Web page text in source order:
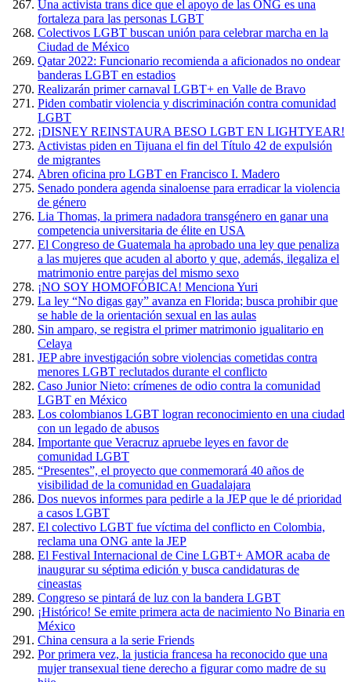
Una activista trans dice que el apoyo de las ONG es una
fortaleza para las personas LGBT
Colectivos LGBT buscan unión para celebrar marcha en la
Ciudad de México
Qatar 2022: Funcionario recomienda a aficionados no ondear
banderas LGBT en estadios
Realizarán primer carnaval LGBT+ en Valle de Bravo
Piden combatir violencia y discriminación contra comunidad
LGBT
¡DISNEY REINSTAURA BESO LGBT EN LIGHTYEAR!
Activistas piden en Tijuana el fin del Título 42 de expulsión
de migrantes
Abren oficina pro LGBT en Francisco I. Madero
Senado pondera agenda sinaloense para erradicar la violencia
de género
Lia Thomas, la primera nadadora transgénero en ganar una
competencia universitaria de élite en USA
El Congreso de Guatemala ha aprobado una ley que penaliza
a las mujeres que acuden al aborto y que, además, ilegaliza el
matrimonio entre parejas del mismo sexo
¡NO SOY HOMOFÓBICA! Menciona Yuri
La ley “No digas gay” avanza en Florida; busca prohibir que
se hable de la orientación sexual en las aulas
Sin amparo, se registra el primer matrimonio igualitario en
Celaya
JEP abre investigación sobre violencias cometidas contra
menores LGBT reclutados durante el conflicto
Caso Junior Nieto: crímenes de odio contra la comunidad
LGBT en México
Los colombianos LGBT logran reconocimiento en una ciudad
con un legado de abusos
Importante que Veracruz apruebe leyes en favor de
comunidad LGBT
“Presentes”, el proyecto que conmemorará 40 años de
visibilidad de la comunidad en Guadalajara
Dos nuevos informes para pedirle a la JEP que le dé prioridad
a casos LGBT
El colectivo LGBT fue víctima del conflicto en Colombia,
reclama una ONG ante la JEP
El Festival Internacional de Cine LGBT+ AMOR acaba de
inaugurar su séptima edición y busca candidaturas de
cineastas
Congreso se pintará de luz con la bandera LGBT
¡Histórico! Se emite primera acta de nacimiento No Binaria en
México
China censura a la serie Friends
Por primera vez, la justicia francesa ha reconocido que una
mujer transexual tiene derecho a figurar como madre de su